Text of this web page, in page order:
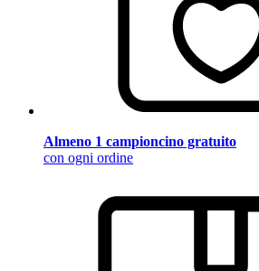
Almeno 1 campioncino gratuito
con ogni ordine